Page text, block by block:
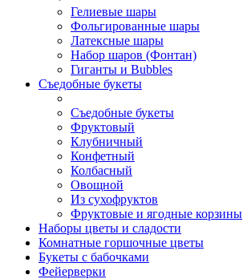
Гелиевые шары
Фольгированные шары
Латексные шары
Набор шаров (Фонтан)
Гиганты и Bubbles
Съедобные букеты
Съедобные букеты
Фруктовый
Клубничный
Конфетный
Колбасный
Овощной
Из сухофруктов
Фруктовые и ягодные корзины
Наборы цветы и сладости
Комнатные горшочные цветы
Букеты с бабочками
Фейерверки